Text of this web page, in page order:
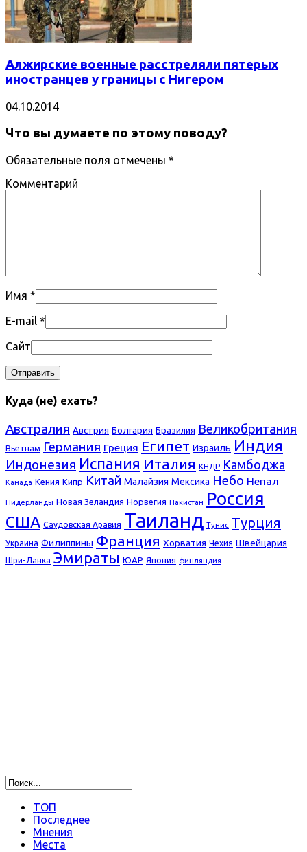
Алжирские военные расстреляли пятерых
иностранцев у границы с Нигером
04.10.2014
Что вы думаете по этому поводу?
Обязательные поля отмечены *
Комментарий
Имя *
E-mail *
Сайт
Куда (не) ехать?
Австралия Австрия Болгария Бразилия Великобритания
Вьетнам Германия Греция Египет Израиль Индия
Индонезия Испания Италия КНДР Камбоджа
Канада Кения Кипр Китай Малайзия Мексика Небо Непал
Нидерланды Новая Зеландия Норвегия Пакистан Россия
США Саудовская Аравия Таиланд Тунис Турция
Украина Филиппины Франция Хорватия Чехия Швейцария
Шри-Ланка Эмираты ЮАР Япония финляндия
ТОП
Последнее
Мнения
Места